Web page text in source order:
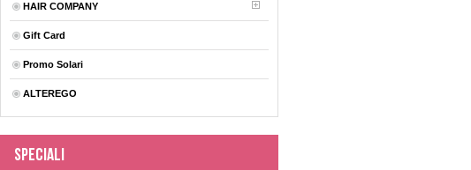
HAIR COMPANY
Gift Card
Promo Solari
ALTEREGO
Speciali